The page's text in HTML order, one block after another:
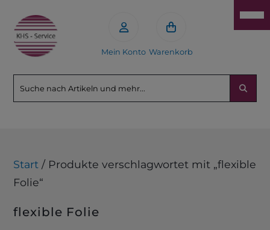
Mein Konto Warenkorb
Start / Produkte verschlagwortet mit „flexible
Folie“
flexible Folie